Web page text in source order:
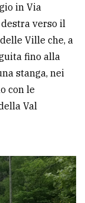
in Via
verso il
Ville che, a
fino alla
stanga, nei
con le
Val